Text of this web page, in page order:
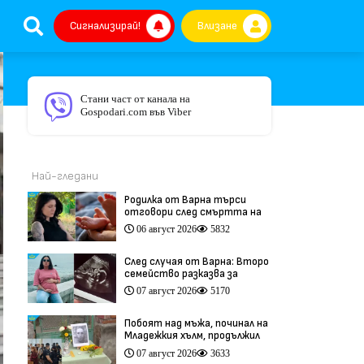
Сигнализирай! Влизане
Стани част от канала на
Gospodari.com във Viber
Най-гледани
Родилка от Варна търси
отговори след смъртта на
бебето ѝ дни преди секцио
(видео)
06 август 2026 5832
След случая от Варна: Второ
семейство разказва за
трагедия след бременност
при същия лекар (видео)
07 август 2026 5170
Побоят над мъжа, починал на
Младежкия хълм, продължил
повече от час (видео)
07 август 2026 3633